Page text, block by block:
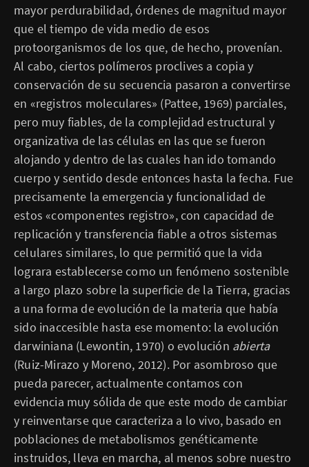
mayor perdurabilidad, órdenes de magnitud mayor
que el tiempo de vida medio de esos
protoorganismos de los que, de hecho, provenían.
Al cabo, ciertos polímeros proclives a copia y
conservación de su secuencia pasaron a convertirse
en «registros moleculares» (Pattee, 1969) parciales,
pero muy fiables, de la complejidad estructural y
organizativa de las células en las que se fueron
alojando y dentro de las cuales han ido tomando
cuerpo y sentido desde entonces hasta la fecha. Fue
precisamente la emergencia y funcionalidad de
estos «componentes registro», con capacidad de
replicación y transferencia fiable a otros sistemas
celulares similares, lo que permitió que la vida
lograra establecerse como un fenómeno sostenible
a largo plazo sobre la superficie de la Tierra, gracias
a una forma de evolución de la materia que había
sido inaccesible hasta ese momento: la evolución
darwiniana (Lewontin, 1970) o evolución abierta
(Ruiz-Mirazo y Moreno, 2012). Por asombroso que
pueda parecer, actualmente contamos con
evidencia muy sólida de que este modo de cambiar
y reinventarse que caracteriza a lo vivo, basado en
poblaciones de metabolismos genéticamente
instruidos, lleva en marcha, al menos sobre nuestro